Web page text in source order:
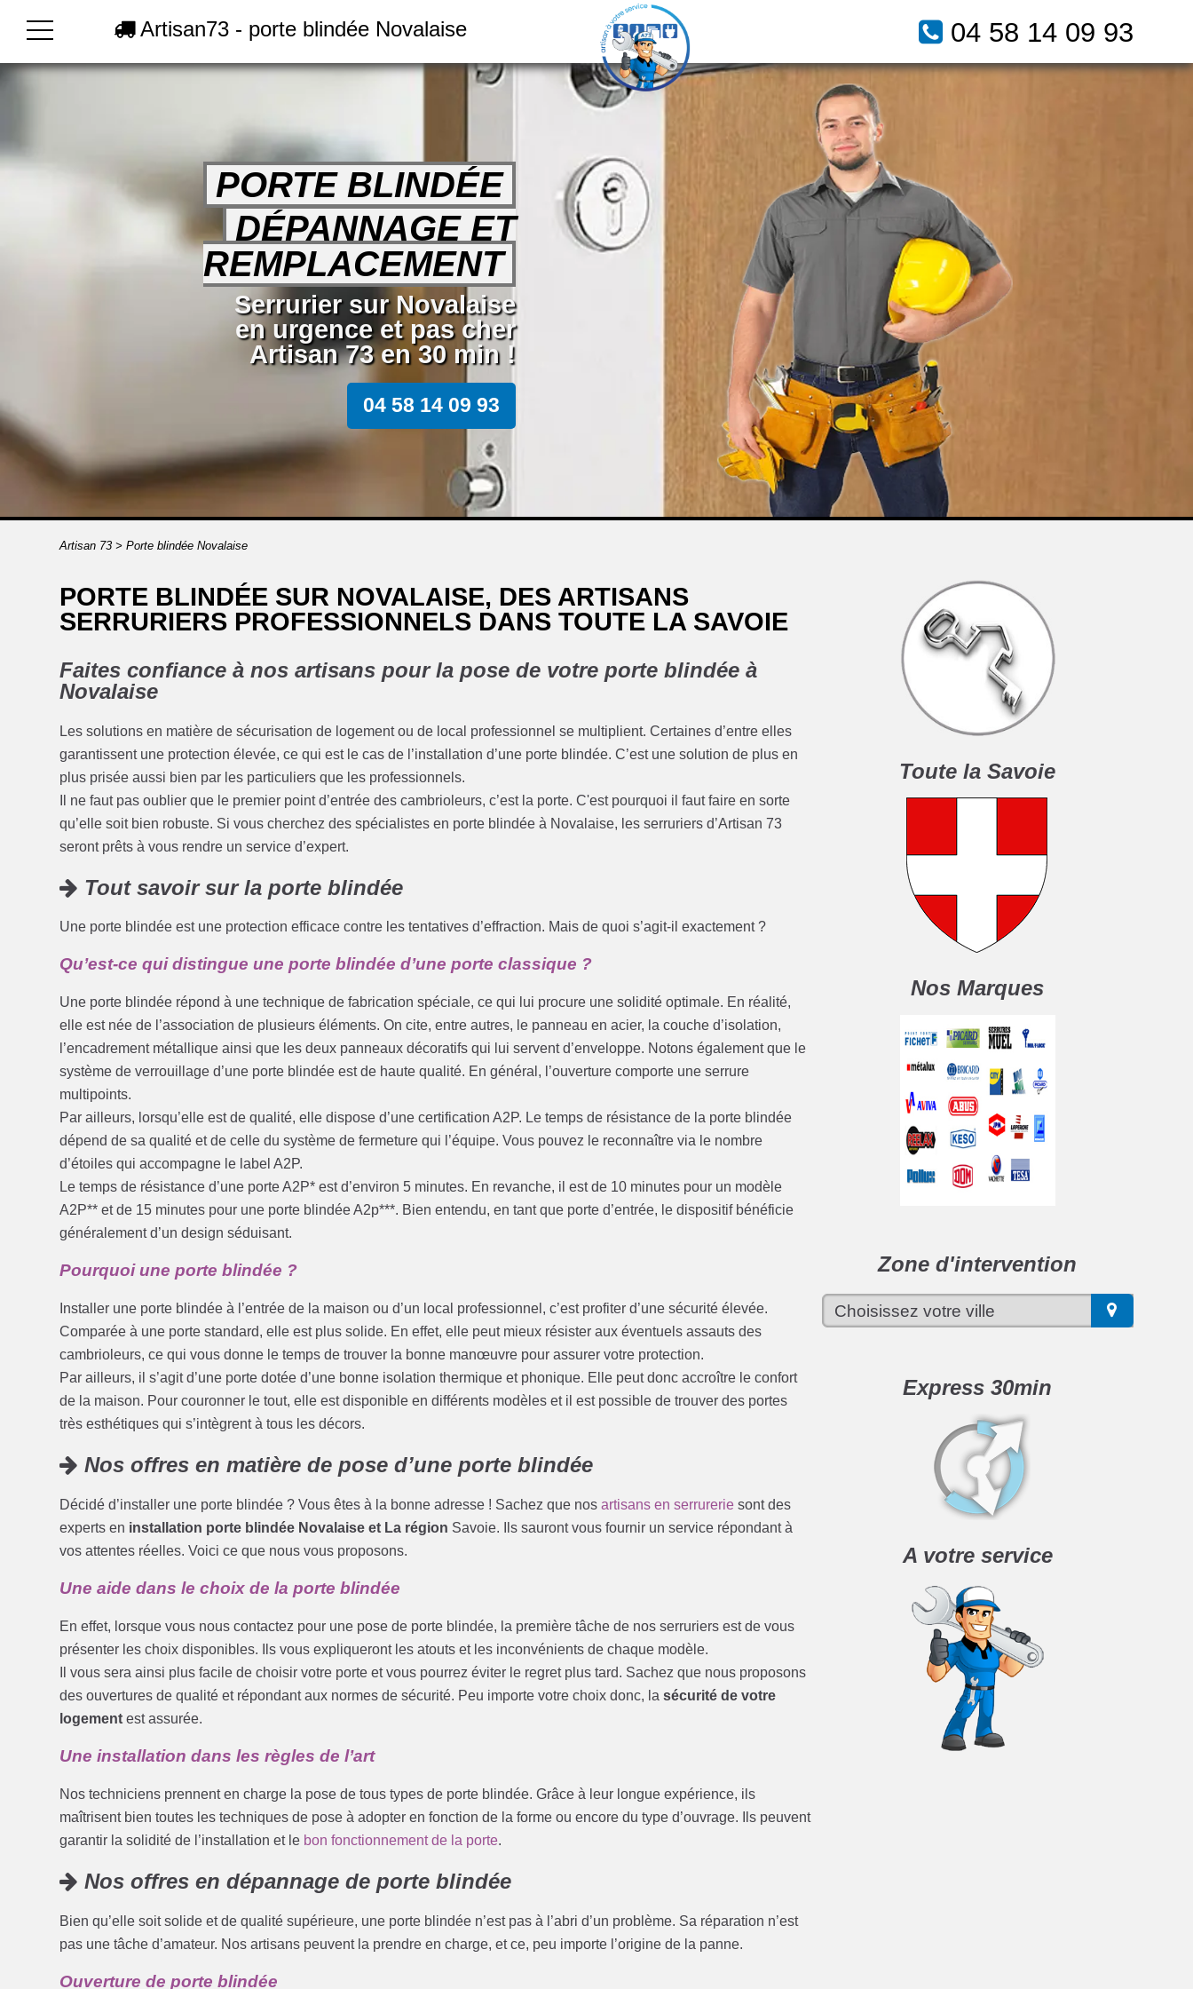
Artisan73 - porte blindée Novalaise 04 58 14 09 93
PORTE BLINDÉE
DÉPANNAGE ET
REMPLACEMENT
Serrurier sur Novalaise
en urgence et pas cher
Artisan 73 en 30 min !
04 58 14 09 93
Artisan 73> Porte blindée Novalaise
PORTE BLINDÉE SUR NOVALAISE, DES ARTISANS
SERRURIERS PROFESSIONNELS DANS TOUTE LA SAVOIE
Faites confiance à nos artisans pour la pose de votre porte blindée à
Novalaise
Les solutions en matière de sécurisation de logement ou de local professionnel se multiplient. Certaines d’entre elles
garantissent une protection élevée, ce qui est le cas de l’installation d’une porte blindée. C’est une solution de plus en
plus prisée aussi bien par les particuliers que les professionnels.
Il ne faut pas oublier que le premier point d’entrée des cambrioleurs, c’est la porte. C'est pourquoi il faut faire en sorte
qu’elle soit bien robuste. Si vous cherchez des spécialistes en porte blindée à Novalaise, les serruriers d’Artisan 73
seront prêts à vous rendre un service d’expert.
Tout savoir sur la porte blindée
Une porte blindée est une protection efficace contre les tentatives d’effraction. Mais de quoi s’agit-il exactement ?
Qu’est-ce qui distingue une porte blindée d’une porte classique ?
Une porte blindée répond à une technique de fabrication spéciale, ce qui lui procure une solidité optimale. En réalité,
elle est née de l’association de plusieurs éléments. On cite, entre autres, le panneau en acier, la couche d’isolation,
l’encadrement métallique ainsi que les deux panneaux décoratifs qui lui servent d’enveloppe. Notons également que le
système de verrouillage d’une porte blindée est de haute qualité. En général, l’ouverture comporte une serrure
multipoints.
Par ailleurs, lorsqu’elle est de qualité, elle dispose d’une certification A2P. Le temps de résistance de la porte blindée
dépend de sa qualité et de celle du système de fermeture qui l’équipe. Vous pouvez le reconnaître via le nombre
d’étoiles qui accompagne le label A2P.
Le temps de résistance d’une porte A2P* est d’environ 5 minutes. En revanche, il est de 10 minutes pour un modèle
A2P** et de 15 minutes pour une porte blindée A2p***. Bien entendu, en tant que porte d’entrée, le dispositif bénéficie
généralement d’un design séduisant.
Pourquoi une porte blindée ?
Installer une porte blindée à l’entrée de la maison ou d’un local professionnel, c’est profiter d’une sécurité élevée.
Comparée à une porte standard, elle est plus solide. En effet, elle peut mieux résister aux éventuels assauts des
cambrioleurs, ce qui vous donne le temps de trouver la bonne manœuvre pour assurer votre protection.
Par ailleurs, il s’agit d’une porte dotée d’une bonne isolation thermique et phonique. Elle peut donc accroître le confort
de la maison. Pour couronner le tout, elle est disponible en différents modèles et il est possible de trouver des portes
très esthétiques qui s’intègrent à tous les décors.
Nos offres en matière de pose d’une porte blindée
Décidé d’installer une porte blindée ? Vous êtes à la bonne adresse ! Sachez que nosartisans en serrurerie sont des
experts en installation porte blindée Novalaise et La région Savoie. Ils sauront vous fournir un service répondant à
vos attentes réelles. Voici ce que nous vous proposons.
Une aide dans le choix de la porte blindée
En effet, lorsque vous nous contactez pour une pose de porte blindée, la première tâche de nos serruriers est de vous
présenter les choix disponibles. Ils vous expliqueront les atouts et les inconvénients de chaque modèle.
Il vous sera ainsi plus facile de choisir votre porte et vous pourrez éviter le regret plus tard. Sachez que nous proposons
des ouvertures de qualité et répondant aux normes de sécurité. Peu importe votre choix donc, lasécurité de votre
logement est assurée.
Une installation dans les règles de l’art
Nos techniciens prennent en charge la pose de tous types de porte blindée. Grâce à leur longue expérience, ils
maîtrisent bien toutes les techniques de pose à adopter en fonction de la forme ou encore du type d’ouvrage. Ils peuvent
garantir la solidité de l’installation et le bon fonctionnement de la porte.
Nos offres en dépannage de porte blindée
Bien qu’elle soit solide et de qualité supérieure, une porte blindée n’est pas à l’abri d’un problème. Sa réparation n’est
pas une tâche d’amateur. Nos artisans peuvent la prendre en charge, et ce, peu importe l’origine de la panne.
Ouverture de porte blindée
Toute la Savoie
Nos Marques
Zone d'intervention
Express 30min
A votre service